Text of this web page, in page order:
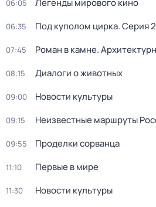
06:05 Легенды мирового кино
06:35 Под куполом цирка. Серия
07:45 Роман в камне.
08:15 Диалоги о животных
09:00 Новости культуры
09:15 Неизвестные маршруты
09:55 Проделки сорванца
11:10 Первые в мире
11:30 Новости культуры